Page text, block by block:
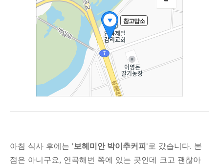
아침 식사 후에는 ' 보헤미안 박이추커피'로 갔습니다. 본
점은 아니구요, 연곡해변 쪽에 있는 곳인데 크고 괜찮아